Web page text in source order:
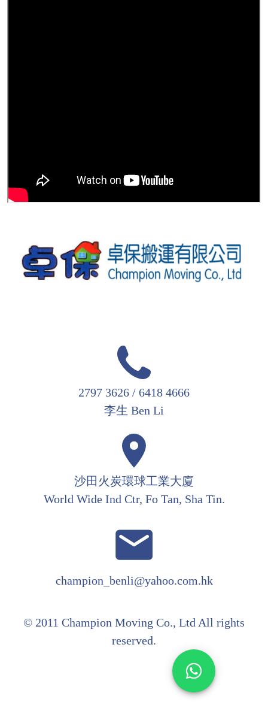
2797 3626 / 6418 4666
李生 Ben Li
沙田火炭環球工業大廈
World Wide Ind Ctr, Fo Tan, Sha Tin.
champion_benli@yahoo.com.hk
© 2011 Champion Moving Co., Ltd All rights
reserved.